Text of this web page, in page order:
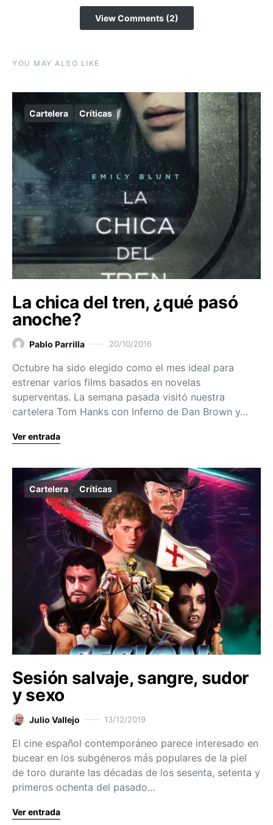
View Comments (2)
YOU MAY ALSO LIKE
Cartelera Críticas
La chica del tren, ¿qué pasó
anoche?
Pablo Parrilla 20/10/2016
Octubre ha sido elegido como el mes ideal para
estrenar varios films basados en novelas
superventas. La semana pasada visitó nuestra
cartelera Tom Hanks con Inferno de Dan Brown y…
Ver entrada
Cartelera Críticas
Sesión salvaje, sangre, sudor
y sexo
Julio Vallejo 13/12/2019
El cine español contemporáneo parece interesado en
bucear en los subgéneros más populares de la piel
de toro durante las décadas de los sesenta, setenta y
primeros ochenta del pasado…
Ver entrada